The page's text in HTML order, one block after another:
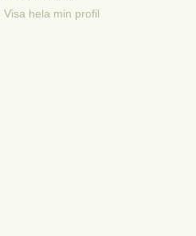
Visa hela min profil